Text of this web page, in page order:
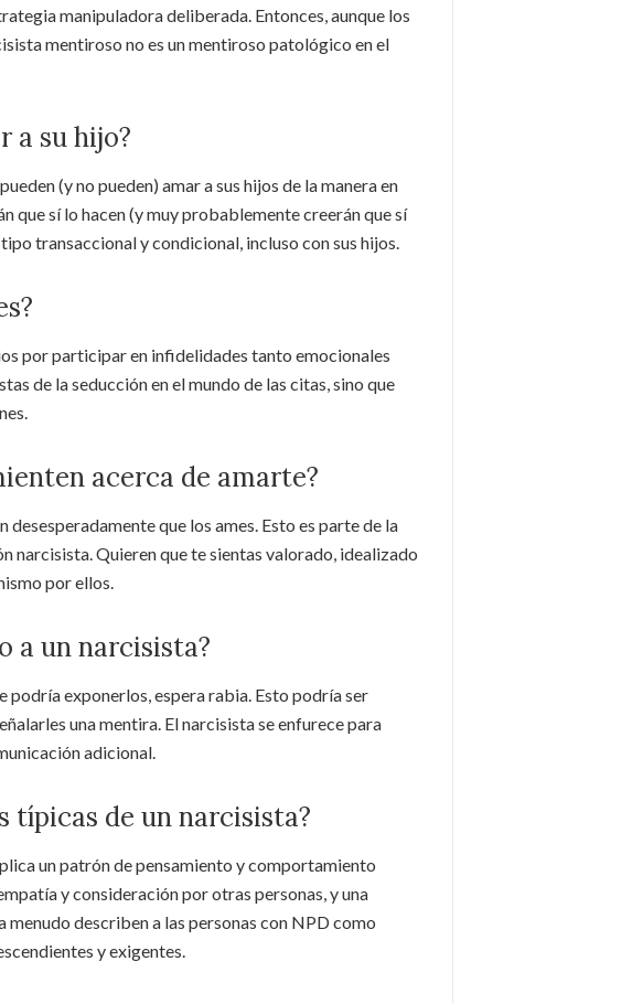
manipuladora deliberada. Entonces, aunque los
mentiroso no es un mentiroso patológico en el
a su hijo?
(y no pueden) amar a sus hijos de la manera en
que sí lo hacen (y muy probablemente creerán que sí
transaccional y condicional, incluso con sus hijos.
por participar en infidelidades tanto emocionales
de la seducción en el mundo de las citas, sino que
acerca de amarte?
desesperadamente que los ames. Esto es parte de la
narcisista. Quieren que te sientas valorado, idealizado
por ellos.
a un narcisista?
podría exponerlos, espera rabia. Esto podría ser
una mentira. El narcisista se enfurece para
adicional.
típicas de un narcisista?
un patrón de pensamiento y comportamiento
y consideración por otras personas, y una
describen a las personas con NPD como
y exigentes.